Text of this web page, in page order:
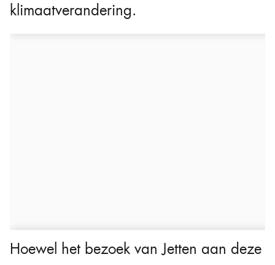
klimaatverandering.
Hoewel het bezoek van Jetten aan deze